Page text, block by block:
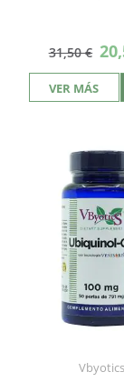
31,50 €
VER MÁS
Vbyotics